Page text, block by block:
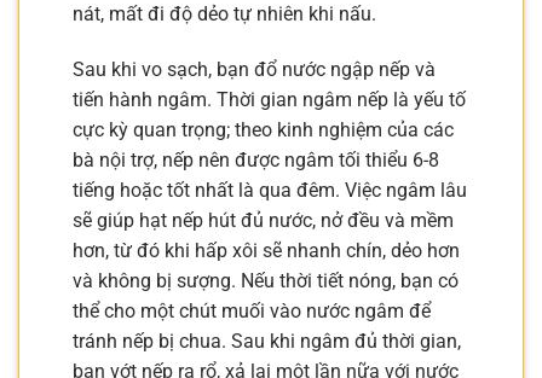
nát, mất đi độ dẻo tự nhiên khi nấu.
Sau khi vo sạch, bạn đổ nước ngập nếp và
tiến hành ngâm. Thời gian ngâm nếp là yếu tố
cực kỳ quan trọng; theo kinh nghiệm của các
bà nội trợ, nếp nên được ngâm tối thiểu 6-8
tiếng hoặc tốt nhất là qua đêm. Việc ngâm lâu
sẽ giúp hạt nếp hút đủ nước, nở đều và mềm
hơn, từ đó khi hấp xôi sẽ nhanh chín, dẻo hơn
và không bị sượng. Nếu thời tiết nóng, bạn có
thể cho một chút muối vào nước ngâm để
tránh nếp bị chua. Sau khi ngâm đủ thời gian,
bạn vớt nếp ra rổ, xả lại một lần nữa với nước